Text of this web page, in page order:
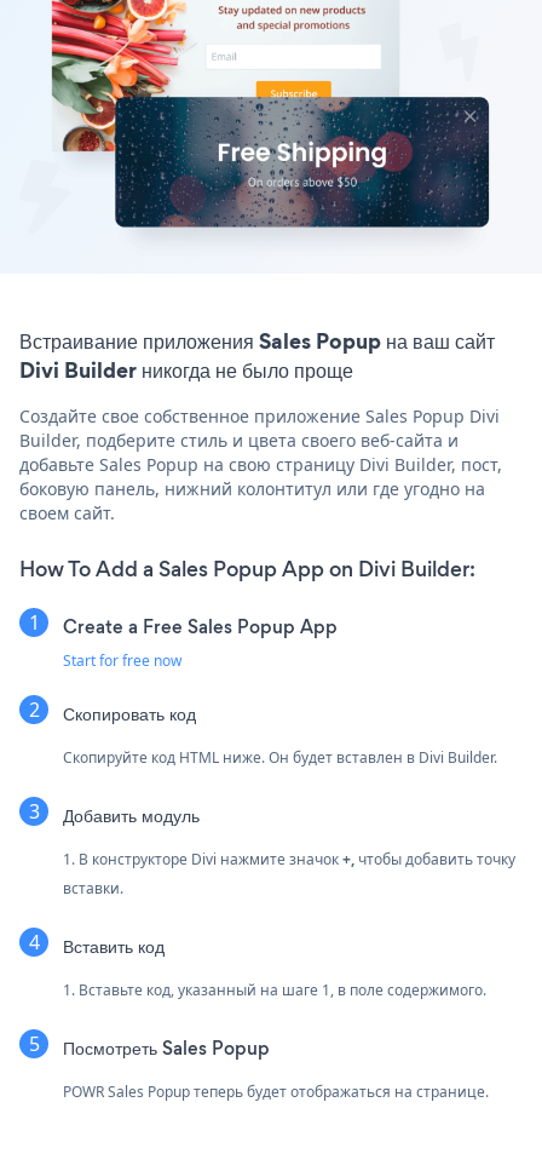
Встраивание приложения Sales Popup на ваш сайт
Divi Builder никогда не было проще
Создайте свое собственное приложение Sales Popup Divi
Builder, подберите стиль и цвета своего веб-сайта и
добавьте Sales Popup на свою страницу Divi Builder, пост,
боковую панель, нижний колонтитул или где угодно на
своем сайт.
How To Add a Sales Popup App on Divi Builder:
Create a Free Sales Popup App
Start for free now
Скопировать код
Скопируйте код HTML ниже. Он будет вставлен в Divi Builder.
Добавить модуль
1. В конструкторе Divi нажмите значок+, чтобы добавить точку
вставки.
Вставить код
1. Вставьте код, указанный на шаге 1, в поле содержимого.
Посмотреть Sales Popup
POWR Sales Popup теперь будет отображаться на странице.